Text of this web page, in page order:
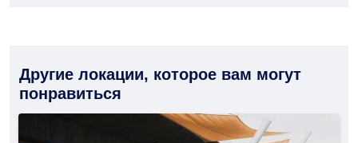
Другие локации, которое вам могут
понравиться